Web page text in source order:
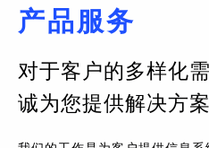
产品服务
对于客户的多样化需
诚为您提供解决方案